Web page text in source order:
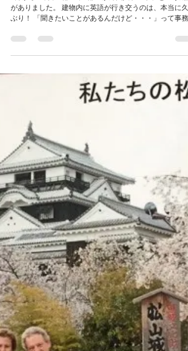
そうそう！こんな感じだったよ
ね,Guesthouse Matsuyamaっ
て。
9月から10月、5部屋中4部屋が外国人ゲスト、という期
がありました。 建物内に英語が行き交うのは、本当に久
ぶり！ 「聞きたいことがあるんだけど・・・」って事務
を訪ねてくれたり、すごく長い立ち話になったり・・・
へ行...